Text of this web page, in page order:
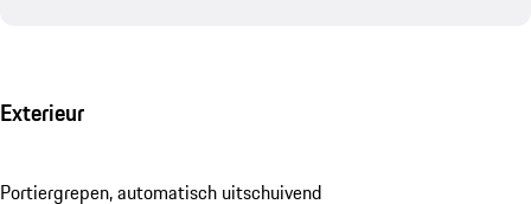
Exterieur
Portiergrepen, automatisch uitschuivend